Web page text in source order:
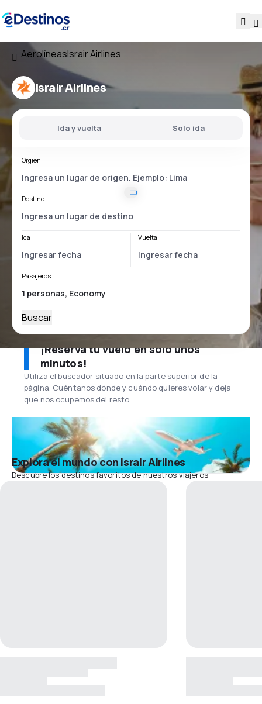
AerolíneasIsrair Airlines
Israir Airlines
Ida y vuelta Solo ida
Orgien
Destino
Ida Vuelta
Pasajeros
Buscar
¡Reserva tu vuelo en solo unos
minutos!
Utiliza el buscador situado en la parte superior de la
página. Cuéntanos dónde y cuándo quieres volar y deja
que nos ocupemos del resto.
Explora el mundo con Israir Airlines
Descubre los destinos favoritos de nuestros viajeros